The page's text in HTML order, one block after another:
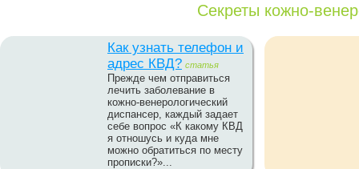
Секреты кожно-
Как узнать телефон и
адрес КВД? статья
Прежде чем отправиться
лечить заболевание в
кожно-венерологический
диспансер, каждый задает
себе вопрос «К какому КВД
я отношусь и куда мне
можно обратиться по месту
прописки?»...